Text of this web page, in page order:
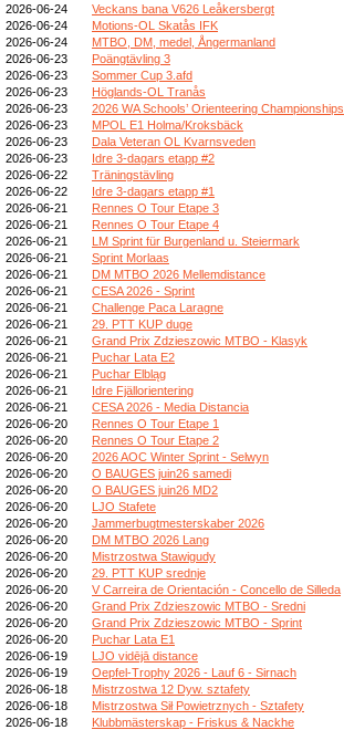
2026-06-24
Veckans bana V626 Leåkersbergt
2026-06-24
Motions-OL Skatås IFK
2026-06-24
MTBO, DM, medel, Ångermanland
2026-06-23
Poängtävling 3
2026-06-23
Sommer Cup 3.afd
2026-06-23
Höglands-OL Tranås
2026-06-23
2026 WA Schools’ Orienteering Championships
2026-06-23
MPOL E1 Holma/Kroksbäck
2026-06-23
Dala Veteran OL Kvarnsveden
2026-06-23
Idre 3-dagars etapp #2
2026-06-22
Träningstävling
2026-06-22
Idre 3-dagars etapp #1
2026-06-21
Rennes O Tour Etape 3
2026-06-21
Rennes O Tour Etape 4
2026-06-21
LM Sprint für Burgenland u. Steiermark
2026-06-21
Sprint Morlaas
2026-06-21
DM MTBO 2026 Mellemdistance
2026-06-21
CESA 2026 - Sprint
2026-06-21
Challenge Paca Laragne
2026-06-21
29. PTT KUP duge
2026-06-21
Grand Prix Zdzieszowic MTBO - Klasyk
2026-06-21
Puchar Lata E2
2026-06-21
Puchar Elbląg
2026-06-21
Idre Fjällorientering
2026-06-21
CESA 2026 - Media Distancia
2026-06-20
Rennes O Tour Etape 1
2026-06-20
Rennes O Tour Etape 2
2026-06-20
2026 AOC Winter Sprint - Selwyn
2026-06-20
O BAUGES juin26 samedi
2026-06-20
O BAUGES juin26 MD2
2026-06-20
LJO Stafete
2026-06-20
Jammerbugtmesterskaber 2026
2026-06-20
DM MTBO 2026 Lang
2026-06-20
Mistrzostwa Stawigudy
2026-06-20
29. PTT KUP srednje
2026-06-20
V Carreira de Orientación - Concello de Silleda
2026-06-20
Grand Prix Zdzieszowic MTBO - Sredni
2026-06-20
Grand Prix Zdzieszowic MTBO - Sprint
2026-06-20
Puchar Lata E1
2026-06-19
LJO vidējā distance
2026-06-19
Oepfel-Trophy 2026 - Lauf 6 - Sirnach
2026-06-18
Mistrzostwa 12 Dyw. sztafety
2026-06-18
Mistrzostwa Sił Powietrznych - Sztafety
2026-06-18
Klubbmästerskap - Friskus & Nackhe